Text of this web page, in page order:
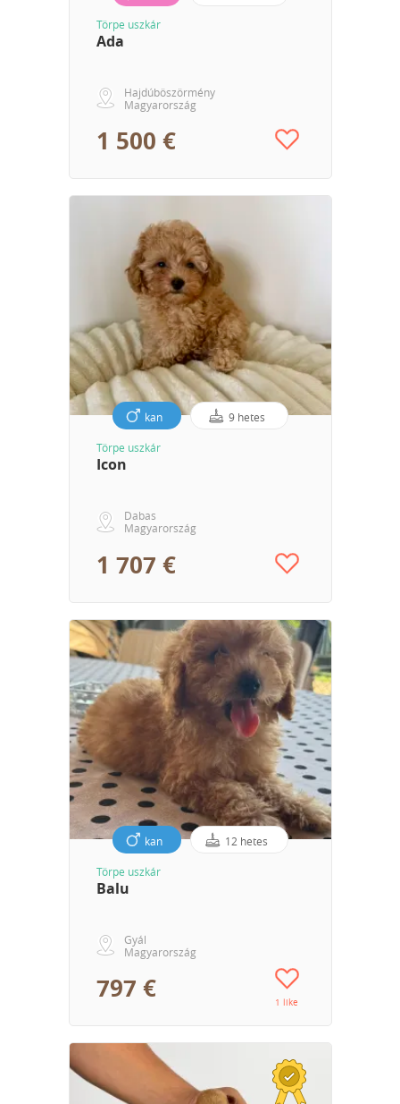
Törpe uszkár
Ada
Hajdúböszörmény
Magyarország
1 500 €
kan 9 hetes
Törpe uszkár
Icon
Dabas
Magyarország
1 707 €
kan 12 hetes
Törpe uszkár
Balu
Gyál
Magyarország
797 € 1 like